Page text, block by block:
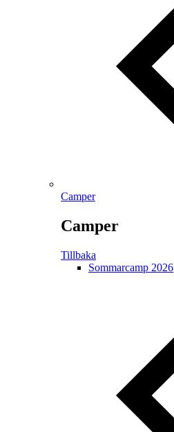
Camper
Camper
Tillbaka
Sommarcamp 2026